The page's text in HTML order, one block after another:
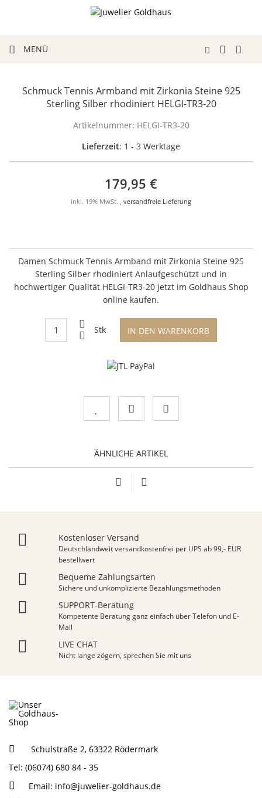
MENÜ
Schmuck Tennis Armband mit Zirkonia Steine 925
Sterling Silber rhodiniert HELGI-TR3-20
Artikelnummer: HELGI-TR3-20
Lieferzeit: 1 - 3 Werktage
179,95 €
inkl. 19% MwSt. , versandfreie Lieferung
Damen Schmuck Tennis Armband mit Zirkonia Steine 925
Sterling Silber rhodiniert Anlaufgeschützt und in
hochwertiger Qualität HELGI-TR3-20 jetzt im Goldhaus Shop
online kaufen.
Stk IN DEN WARENKORB
ÄHNLICHE ARTIKEL
Kostenloser Versand
Deutschlandweit versandkostenfrei per UPS ab 99,- EUR
bestellwert
Bequeme Zahlungsarten
Sichere und unkomplizierte Bezahlungsmethoden
SUPPORT-Beratung
Kompetente Beratung ganz einfach über Telefon und E-
Mail
LIVE CHAT
Nicht lange zögern, sprechen Sie mit uns
Schulstraße 2, 63322 Rödermark
Tel: (06074) 680 84 - 35
Email: info@juwelier-goldhaus.de